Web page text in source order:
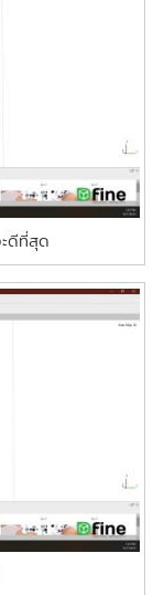
ะดีที่สุด